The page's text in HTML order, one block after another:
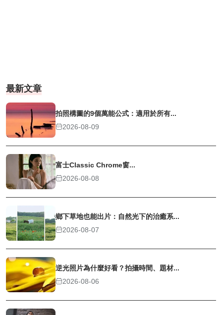
最新文章
拍照構圖的9個萬能公式：適用於所有...
2026-08-09
富士Classic Chrome窗...
2026-08-08
鄉下草地也能出片：自然光下的治癒系...
2026-08-07
逆光照片為什麼好看？拍攝時間、題材...
2026-08-06